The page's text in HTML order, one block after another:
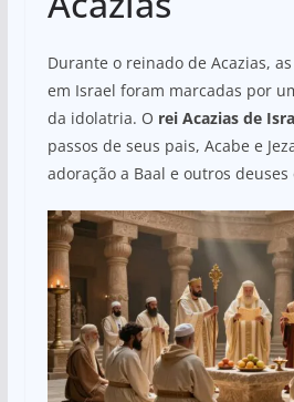
Durante o reinado de Acazias,
em Israel foram marcadas por
da idolatria. O rei Acazias de
passos de seus pais, Acabe e
adoração a Baal e outros